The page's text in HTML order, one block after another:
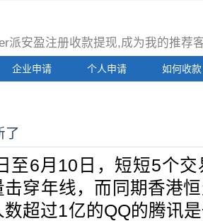
派安盈注册收款提现,成为我的推荐
企业申请 个人申请 如何收款
了
6月10日，短短5个交
穿年线，而同期香港
超过1亿的QQ的腾讯